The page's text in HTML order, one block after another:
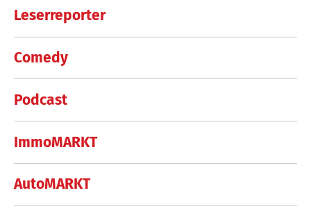
Leserreporter
Comedy
Podcast
ImmoMARKT
AutoMARKT